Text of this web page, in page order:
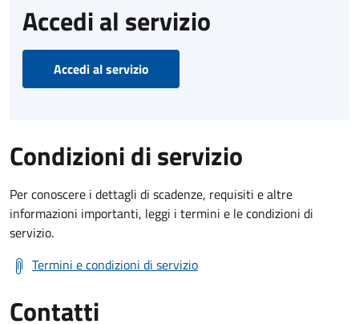
Accedi al servizio
Accedi al servizio
Condizioni di servizio
Per conoscere i dettagli di scadenze, requisiti e altre
informazioni importanti, leggi i termini e le condizioni di
servizio.
Termini e condizioni di servizio
Contatti